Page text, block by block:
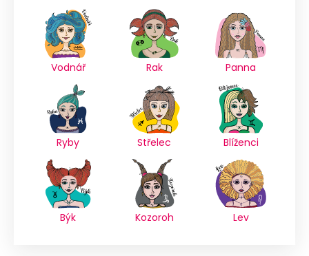
Vodnář Rak Panna
Ryby Střelec Blíženci
Býk Kozoroh Lev